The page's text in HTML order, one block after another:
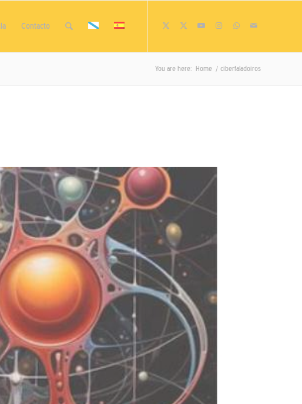
Contacto
You are here: Home / ciberfaladoiros